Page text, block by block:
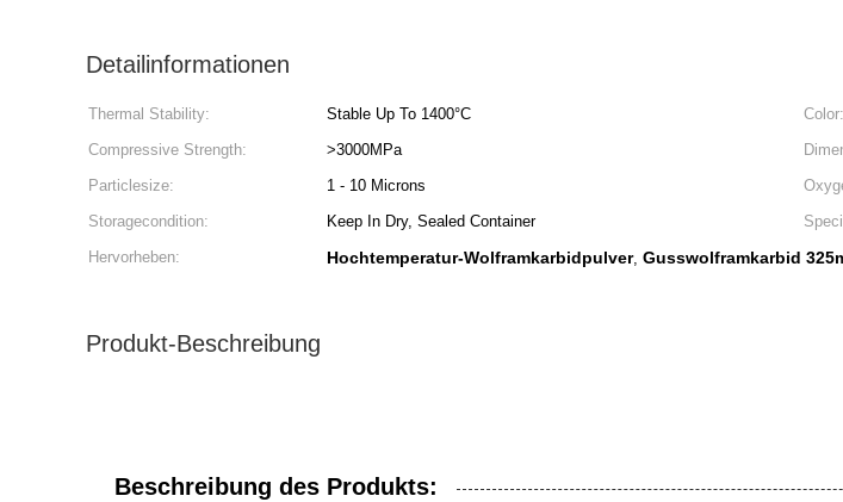
Detailinformationen
Thermal Stability: Stable Up To 1400°C Color:
Compressive Strength:
>3000MPa
Particlesize:
1 - 10 Microns
Storagecondition:
Keep In Dry, Sealed Container
Hervorheben:
Hochtemperatur-Wolframkarbidpulver, Gusswolframkarbid
Produkt-Beschreibung
Beschreibung des Produkts: